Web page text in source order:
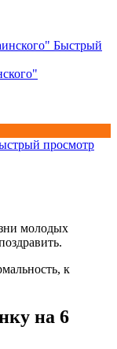
Быстрый
просмотр
молодых
к
на 6